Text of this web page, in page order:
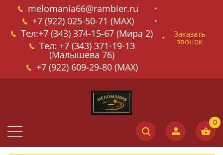
melomania66@rambler.ru
+7 (922) 025-50-71 (MAX)
Тел:+7 (343) 374-15-67 (Мира 2)
Тел: +7 (343) 371-19-13
(Малышева 76)
+7 (922) 609-29-80 (MAX)
Заказать
звонок